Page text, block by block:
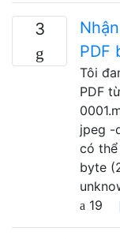
3
PDF
Tôi
PDF
jpeg -
có
byte
19